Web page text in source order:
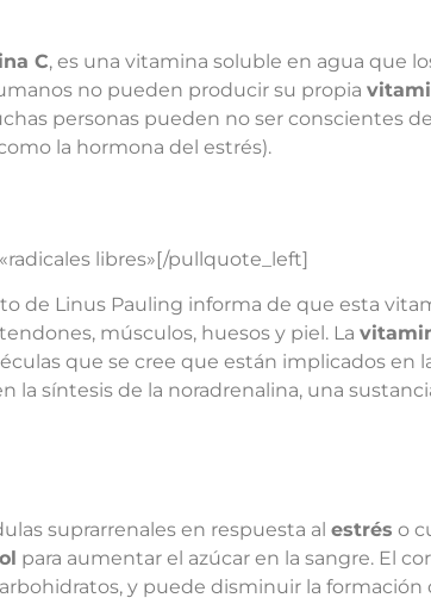
C, es una vitamina soluble en agua que
no pueden producir su propia
personas pueden no ser conscientes
la hormona del estrés).
libres»[/pullquote_left]
de Linus Pauling informa de que esta
músculos, huesos y piel. La
que se cree que están implicados en
síntesis de la noradrenalina, una
suprarrenales en respuesta al estrés o
para aumentar el azúcar en la sangre. El
y puede disminuir la formación